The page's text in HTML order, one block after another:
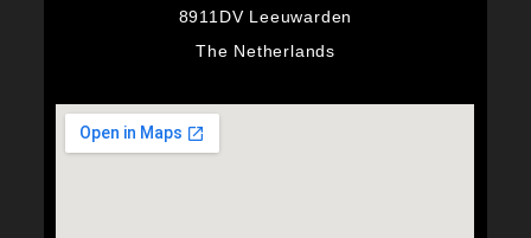
8911DV Leeuwarden
The Netherlands